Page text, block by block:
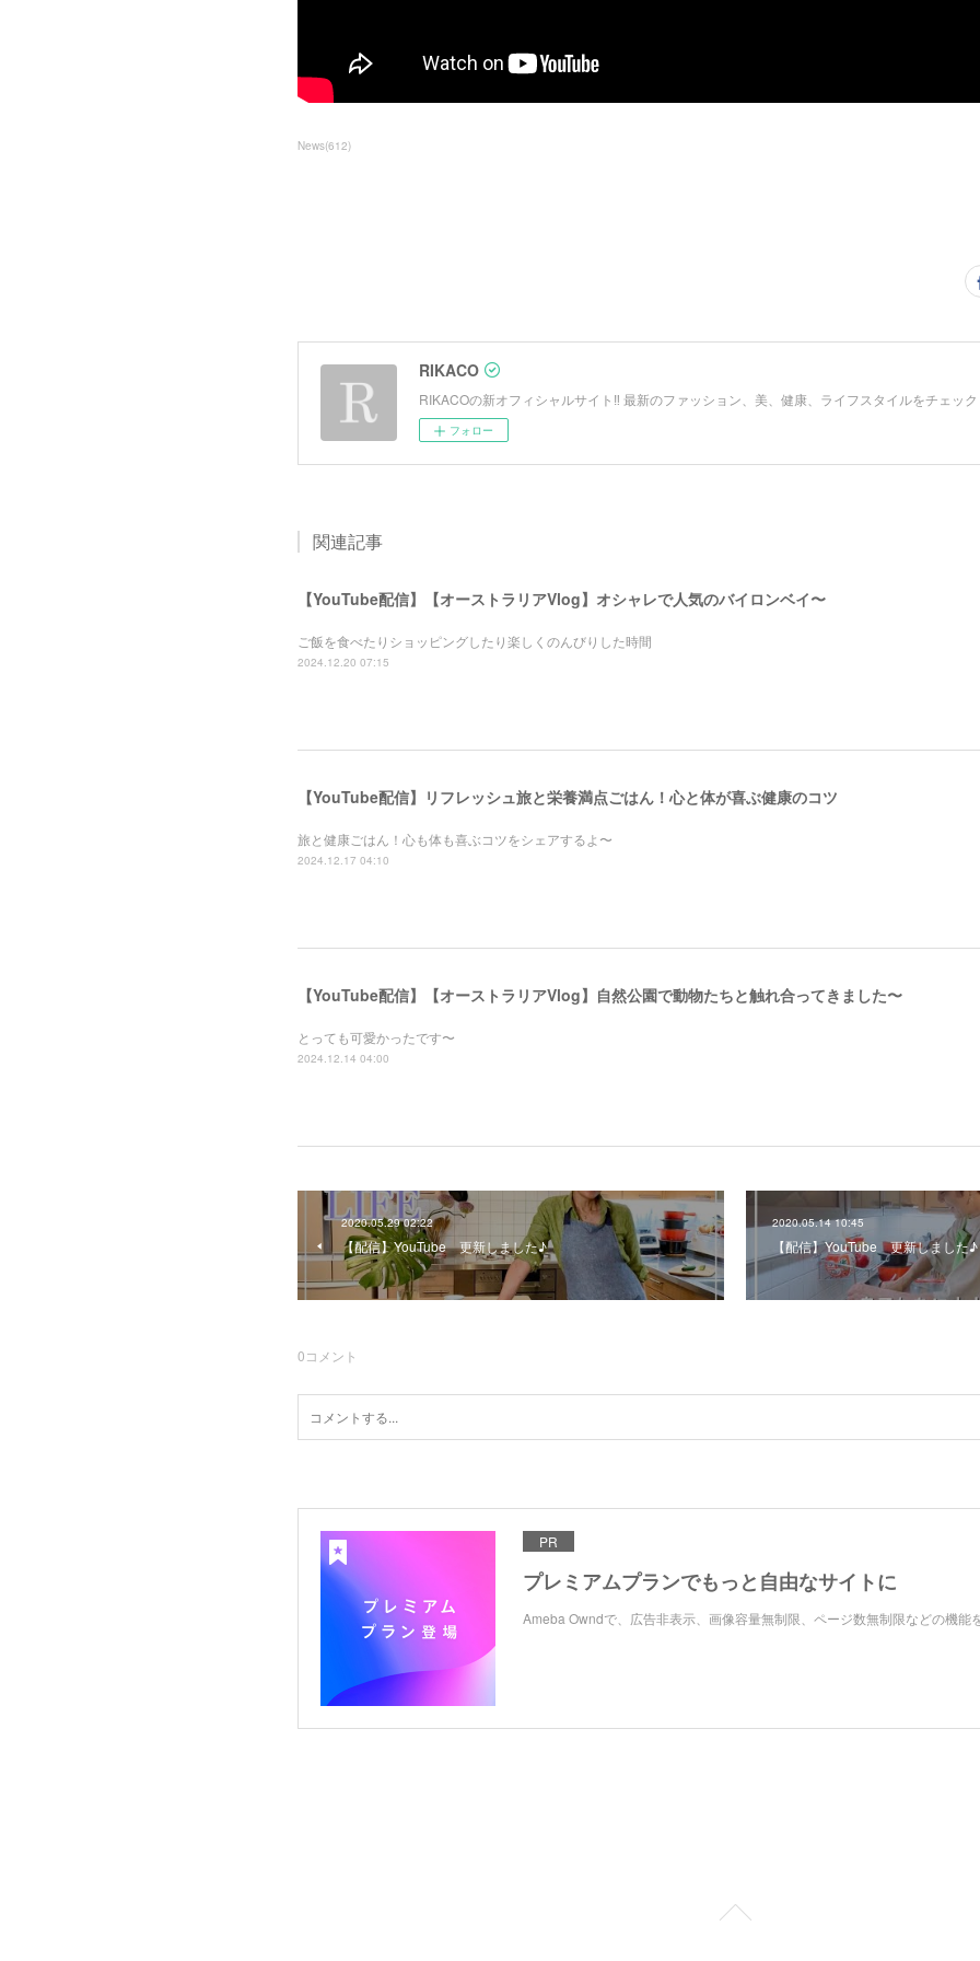
News(612)
RIKACO
RIKACOの新オフィシャルサイト‼︎ 最新のファッション、美、健康、ライフスタイルをチェッ
フォロー
関連記事
【YouTube配信】【オーストラリアVlog】オシャレで人気のバイロンベイ〜
ご飯を食べたりショッピングしたり楽しくのんびりした時間
2024.12.20 07:15
【YouTube配信】リフレッシュ旅と栄養満点ごはん！心と体が喜ぶ健康のコツ
旅と健康ごはん！心も体も喜ぶコツをシェアするよ〜
2024.12.17 04:10
【YouTube配信】【オーストラリアVlog】自然公園で動物たちと触れ合ってきました〜
とっても可愛かったです〜
2024.12.14 04:00
2020.05.29 02:22
【配信】YouTube 更新しました♪
2020.05.14 10:45
【配信】YouTube 更新しました♪
0コメント
PR
プレミアムプランでもっと自由なサイトに
Ameba Owndで、広告非表示、画像容量無制限、ページ数無制限などの機能